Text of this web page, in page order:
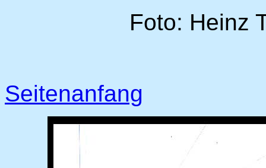
Foto: Heinz
Seitenanfang